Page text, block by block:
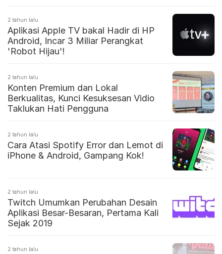
2 tahun lalu
Aplikasi Apple TV bakal Hadir di HP
Android, Incar 3 Miliar Perangkat
'Robot Hijau'!
2 tahun lalu
Konten Premium dan Lokal
Berkualitas, Kunci Kesuksesan Vidio
Taklukan Hati Pengguna
2 tahun lalu
Cara Atasi Spotify Error dan Lemot di
iPhone & Android, Gampang Kok!
2 tahun lalu
Twitch Umumkan Perubahan Desain
Aplikasi Besar-Besaran, Pertama Kali
Sejak 2019
2 tahun lalu